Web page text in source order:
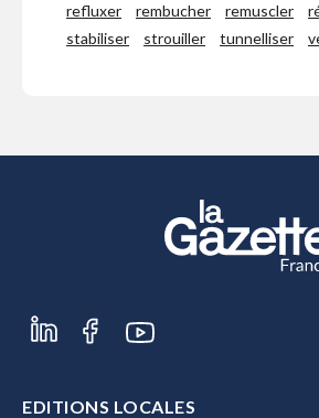
refluxer
rembucher remuscler
stabiliser
strouiller tunnelliser
EDITIONS LOCALES